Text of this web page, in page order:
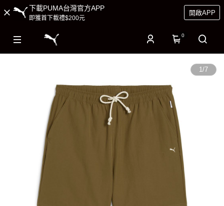
下載PUMA台灣官方APP
即獲首下載禮$200元
開啟APP
0
1/7